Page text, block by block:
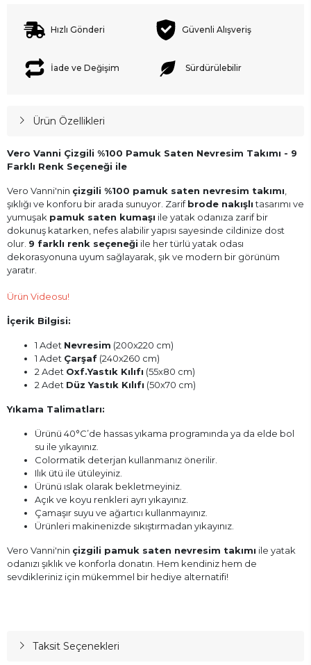
Hızlı Gönderi Güvenli Alışveriş
İade ve Değişim Sürdürülebilir
Ürün Özellikleri
Vero Vanni Çizgili %100 Pamuk Saten Nevresim Takımı - 9
Farklı Renk Seçeneği ile
Vero Vanni'nin çizgili %100 pamuk saten nevresim takımı
şıklığı ve konforu bir arada sunuyor. Zarifbrode nakışlıtasarımı ve
yumuşak pamuk saten kumaşı ile yatak odanıza zarif bir
dokunuş katarken, nefes alabilir yapısı sayesinde cildinize dost
olur. 9 farklı renk seçeneği ile her türlü yatak odası
dekorasyonuna uyum sağlayarak, şık ve modern bir görünüm
yaratır.
Ürün Videosu!
İçerik Bilgisi:
1 Adet Nevresim (200x220 cm)
1 Adet Çarşaf (240x260 cm)
2 Adet Oxf.Yastık Kılıfı (55x80 cm)
2 Adet Düz Yastık Kılıfı (50x70 cm)
Yıkama Talimatları:
Ürünü 40°C’de hassas yıkama programında ya da elde bol
su ile yıkayınız.
Colormatik deterjan kullanmanız önerilir.
Ilık ütü ile ütüleyiniz.
Ürünü ıslak olarak bekletmeyiniz.
Açık ve koyu renkleri ayrı yıkayınız.
Çamaşır suyu ve ağartıcı kullanmayınız.
Ürünleri makinenizde sıkıştırmadan yıkayınız.
Vero Vanni'nin çizgili pamuk saten nevresim takımı ile yatak
odanızı şıklık ve konforla donatın. Hem kendiniz hem de
sevdikleriniz için mükemmel bir hediye alternatifi!
Taksit Seçenekleri